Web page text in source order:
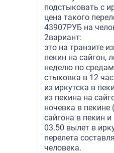
подстыковать с
цена такого
43907РУБ на
2вариант:
это на транзите
пекин на сайгон,
неделю по
стыковка в 12
из иркутска в
из пекина на
ночевка в пекине
сайгона в пекин
03.50 вылет в
перелета
человека.